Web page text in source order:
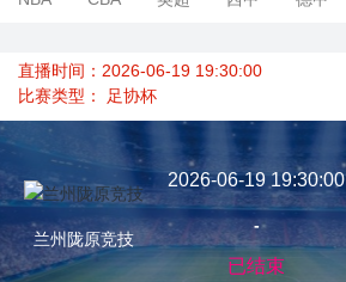
直播时间：2026-06-19 19:30:00
比赛类型： 足协杯
兰州陇原竞技
2026-06-19 19:30:00
-
已结束